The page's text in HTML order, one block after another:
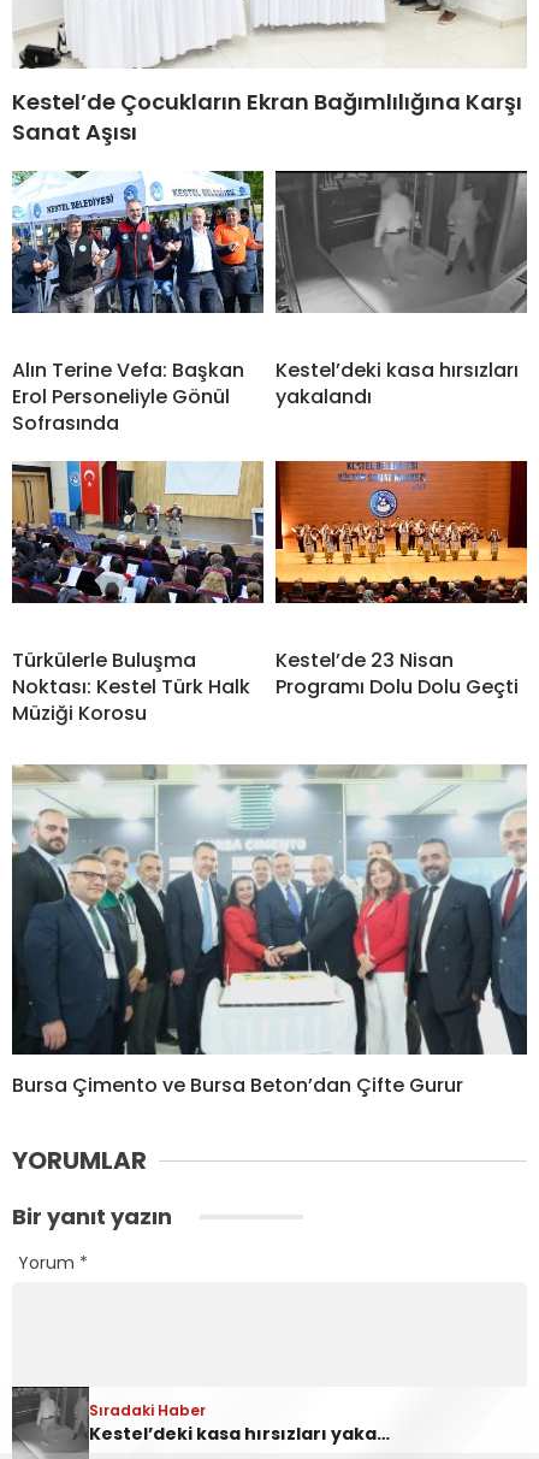
Sıradaki Haber
Ankara Yolu Babasultan Mevkii’nde Korkutan Tır Yangını
Kestel’de Çocukların Ekran Bağımlılığına Karşı
Sanat Aşısı
Alın Terine Vefa: Başkan
Erol Personeliyle Gönül
Sofrasında
Kestel’deki kasa hırsızları
yakalandı
Türkülerle Buluşma
Noktası: Kestel Türk Halk
Müziği Korosu
Kestel’de 23 Nisan
Programı Dolu Dolu Geçti
Bursa Çimento ve Bursa Beton’dan Çifte Gurur
YORUMLAR
Bir yanıt yazın
Yorum *
Ad* E-posta*
Sıradaki Haber
Kestel’deki kasa hırsızları yakalandı